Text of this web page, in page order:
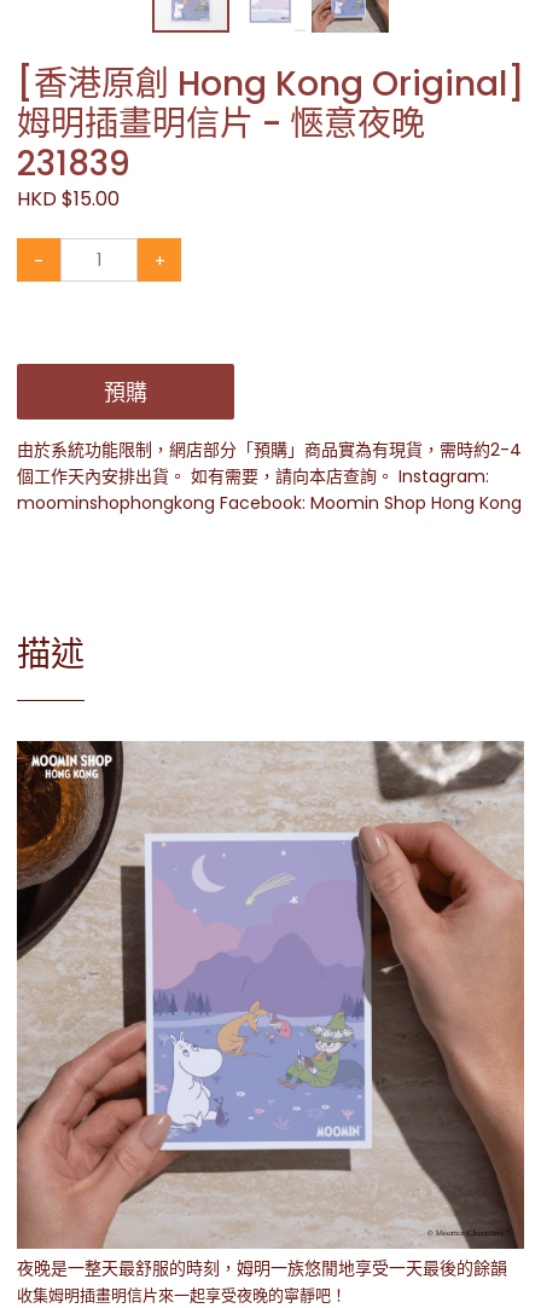
[香港原創 Hong Kong Original]
姆明插畫明信片 - 愜意夜晚
231839
HKD $15.00
- +
預購
由於系統功能限制，網店部分「預購」商品實為有現貨，需時約2-4
個工作天內安排出貨。 如有需要，請向本店查詢。 Instagram:
moominshophongkong Facebook: Moomin Shop Hong Kong
描述
夜晚是一整天最舒服的時刻，姆明一族悠閒地享受一天最後的餘韻
收集姆明插畫明信片來一起享受夜晚的寧靜吧！